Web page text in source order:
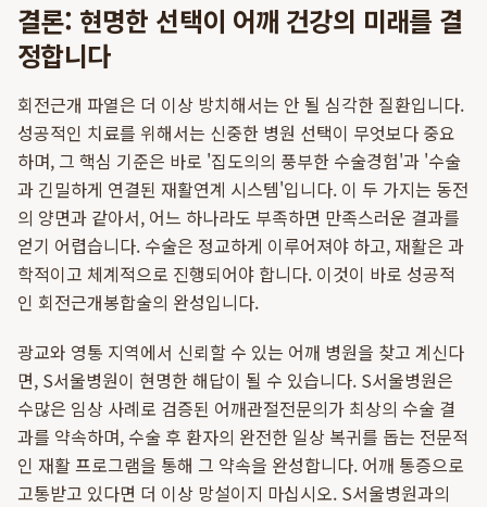
결론: 현명한 선택이 어깨 건강의 미래를 결
정합니다
회전근개 파열은 더 이상 방치해서는 안 될 심각한 질환입니다.
성공적인 치료를 위해서는 신중한 병원 선택이 무엇보다 중요
하며, 그 핵심 기준은 바로 '집도의의 풍부한 수술경험'과 '수술
과 긴밀하게 연결된 재활연계 시스템'입니다. 이 두 가지는 동전
의 양면과 같아서, 어느 하나라도 부족하면 만족스러운 결과를
얻기 어렵습니다. 수술은 정교하게 이루어져야 하고, 재활은 과
학적이고 체계적으로 진행되어야 합니다. 이것이 바로 성공적
인 회전근개봉합술의 완성입니다.
광교와 영통 지역에서 신뢰할 수 있는 어깨 병원을 찾고 계신다
면, S서울병원이 현명한 해답이 될 수 있습니다. S서울병원은
수많은 임상 사례로 검증된 어깨관절전문의가 최상의 수술 결
과를 약속하며, 수술 후 환자의 완전한 일상 복귀를 돕는 전문적
인 재활 프로그램을 통해 그 약속을 완성합니다. 어깨 통증으로
고통받고 있다면 더 이상 망설이지 마십시오. S서울병원과의